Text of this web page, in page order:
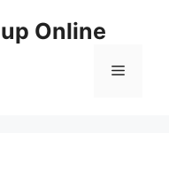
Online
Menu